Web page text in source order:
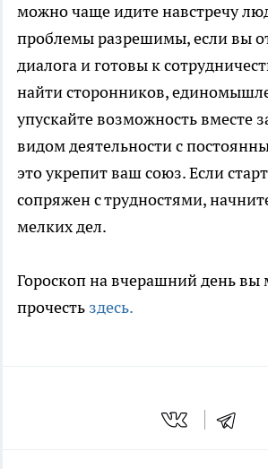
можно чаще идите навстречу
проблемы разрешимы, если вы
диалога и готовы к
найти сторонников,
упускайте возможность вместе
видом деятельности с
это укрепит ваш союз. Если
сопряжен с трудностями,
мелких дел.
Гороскоп на вчерашний день вы
прочесть здесь.